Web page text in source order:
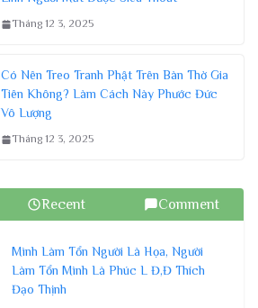
Tháng 12 3, 2025
Có Nên Treo Tranh Phật Trên Bàn Thờ Gia
Tiên Không? Làm Cách Này Phước Đức
Vô Lượng
Tháng 12 3, 2025
Recent Comment
Mình Làm Tổn Người Là Họa, Người
Làm Tổn Mình Là Phúc L Đ,Đ Thích
Đạo Thịnh